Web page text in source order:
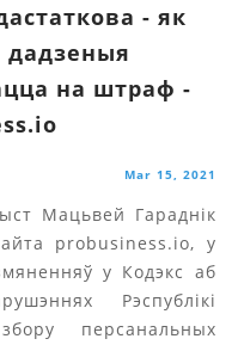
- як
дадзеныя
на штраф -
Mar 15, 2021
Мацьвей Гараднік
probusiness.io, у
у Кодэкс аб
Рэспублікі
персанальных